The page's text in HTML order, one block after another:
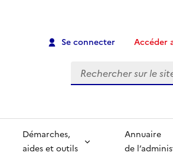
Se connecter Accéder
Recherche
Démarches,
aides et outils
Annuaire
de